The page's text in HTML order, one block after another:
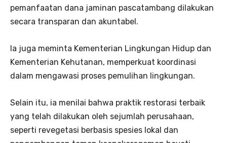
pemanfaatan dana jaminan pascatambang dilakukan
secara transparan dan akuntabel.
Ia juga meminta Kementerian Lingkungan Hidup dan
Kementerian Kehutanan, memperkuat koordinasi
dalam mengawasi proses pemulihan lingkungan.
Selain itu, ia menilai bahwa praktik restorasi terbaik
yang telah dilakukan oleh sejumlah perusahaan,
seperti revegetasi berbasis spesies lokal dan